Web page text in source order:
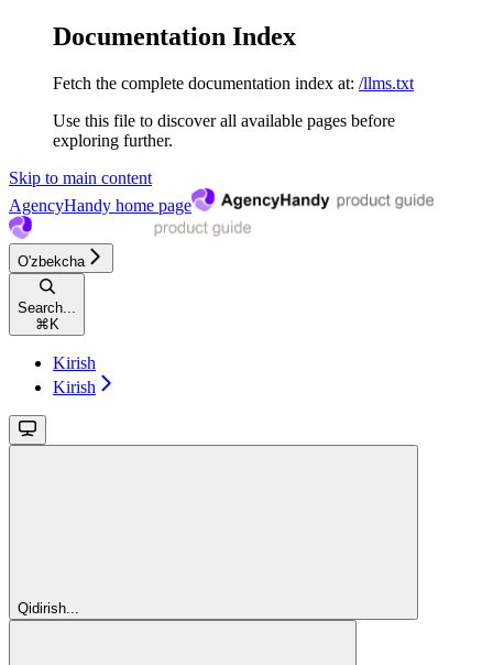
Documentation Index
Fetch the complete documentation index at: /llms.txt
Use this file to discover all available pages before
exploring further.
Skip to main content
AgencyHandy home page
O'zbekcha
Search...
⌘ K
Kirish
Kirish
Qidirish...